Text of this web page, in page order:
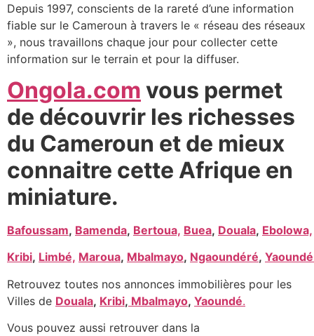
Depuis 1997, conscients de la rareté d’une information
fiable sur le Cameroun à travers le « réseau des réseaux
», nous travaillons chaque jour pour collecter cette
information sur le terrain et pour la diffuser.
Ongola.com vous permet
de découvrir les richesses
du Cameroun et de mieux
connaitre cette Afrique en
miniature.
Bafoussam, Bamenda, Bertoua, Buea, Douala, Ebolowa,
Kribi, Limbé, Maroua, Mbalmayo, Ngaoundéré,
Retrouvez toutes nos annonces immobilières pour les
Villes de Douala, Kribi, Mbalmayo, Yaoundé.
Vous pouvez aussi retrouver dans la